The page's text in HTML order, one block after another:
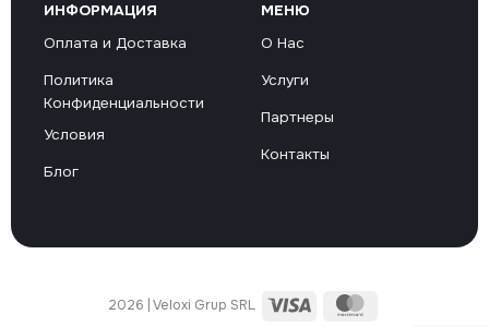
ИНФОРМАЦИЯ
Оплата и Доставка
Политика
Конфиденциальности
Условия
Блог
МЕНЮ
О Нас
Услуги
Партнеры
Контакты
2026 | Veloxi Grup SRL Visa